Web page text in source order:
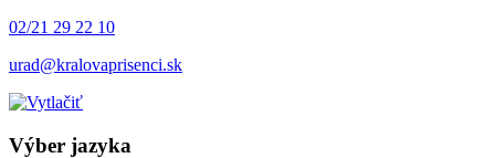
02/21 29 22 10
urad@kralovaprisenci.sk
Výber jazyka